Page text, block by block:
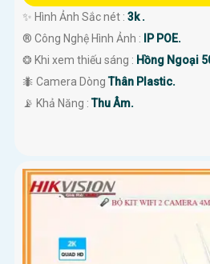
✨ Hình Ảnh Sắc nét : 3k .
®️ Công Nghệ Hình Ảnh : IP POE.
❂ Khi xem thiếu sáng : Hồng Ngoại
🐜 Camera DòngThân Plastic.
️📡 Khả Năng :Thu Âm.